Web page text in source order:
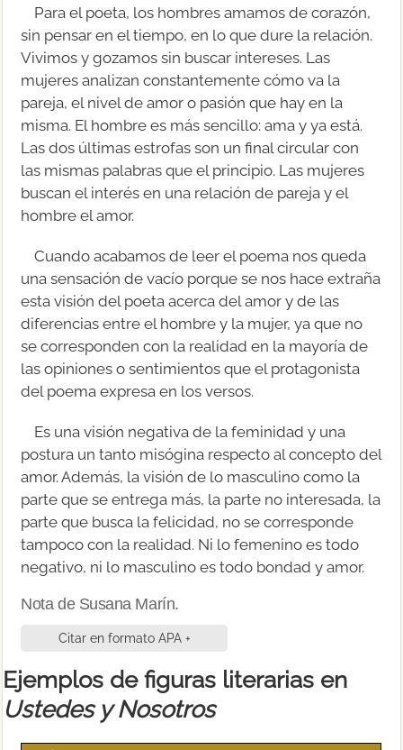
Para el poeta, los hombres amamos de corazón,
sin pensar en el tiempo, en lo que dure la relación.
Vivimos y gozamos sin buscar intereses. Las
mujeres analizan constantemente cómo va la
pareja, el nivel de amor o pasión que hay en la
misma. El hombre es más sencillo: ama y ya está.
Las dos últimas estrofas son un final circular con
las mismas palabras que el principio. Las mujeres
buscan el interés en una relación de pareja y el
hombre el amor.
Cuando acabamos de leer el poema nos queda
una sensación de vacío porque se nos hace extraña
esta visión del poeta acerca del amor y de las
diferencias entre el hombre y la mujer, ya que no
se corresponden con la realidad en la mayoría de
las opiniones o sentimientos que el protagonista
del poema expresa en los versos.
Es una visión negativa de la feminidad y una
postura un tanto misógina respecto al concepto del
amor. Además, la visión de lo masculino como la
parte que se entrega más, la parte no interesada, la
parte que busca la felicidad, no se corresponde
tampoco con la realidad. Ni lo femenino es todo
negativo, ni lo masculino es todo bondad y amor.
Nota de Susana Marín.
Citar en formato APA +
Ejemplos de figuras literarias en
Ustedes y Nosotros